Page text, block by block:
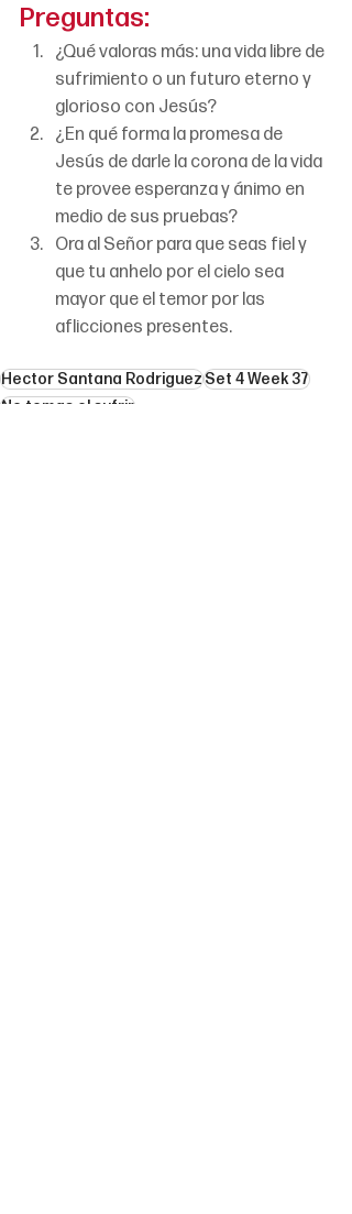
Preguntas:
¿Qué valoras más: una vida libre de
sufrimiento o un futuro eterno y
glorioso con Jesús?
¿En qué forma la promesa de
Jesús de darle la corona de la vida
te provee esperanza y ánimo en
medio de sus pruebas?
Ora al Señor para que seas fiel y
que tu anhelo por el cielo sea
mayor que el temor por las
aflicciones presentes.
Hector Santana RodriguezSet 4 Week 37
No temas el sufrir